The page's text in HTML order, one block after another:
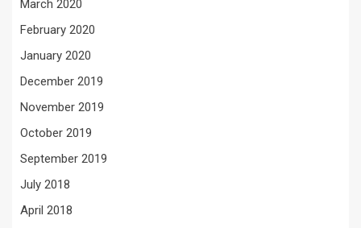
March 2020
February 2020
January 2020
December 2019
November 2019
October 2019
September 2019
July 2018
April 2018